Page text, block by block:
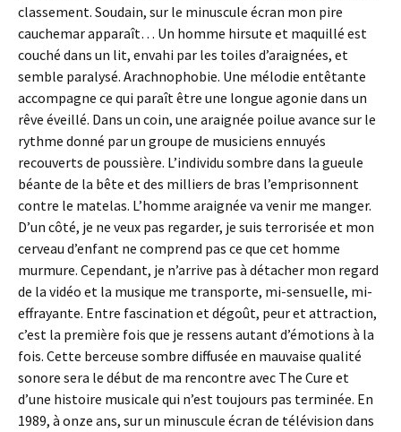
classement. Soudain, sur le minuscule écran mon pire
cauchemar apparaît… Un homme hirsute et maquillé est
couché dans un lit, envahi par les toiles d’araignées, et
semble paralysé. Arachnophobie. Une mélodie entêtante
accompagne ce qui paraît être une longue agonie dans un
rêve éveillé. Dans un coin, une araignée poilue avance sur le
rythme donné par un groupe de musiciens ennuyés
recouverts de poussière. L’individu sombre dans la gueule
béante de la bête et des milliers de bras l’emprisonnent
contre le matelas. L’homme araignée va venir me manger.
D’un côté, je ne veux pas regarder, je suis terrorisée et mon
cerveau d’enfant ne comprend pas ce que cet homme
murmure. Cependant, je n’arrive pas à détacher mon regard
de la vidéo et la musique me transporte, mi-sensuelle, mi-
effrayante. Entre fascination et dégoût, peur et attraction,
c’est la première fois que je ressens autant d’émotions à la
fois. Cette berceuse sombre diffusée en mauvaise qualité
sonore sera le début de ma rencontre avec The Cure et
d’une histoire musicale qui n’est toujours pas terminée. En
1989, à onze ans, sur un minuscule écran de télévision dans